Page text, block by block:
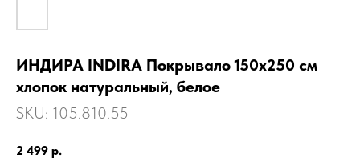
ИНДИРА INDIRA Покрывало 150х250 см
хлопок натуральный, белое
SKU: 105.810.55
2 499 р.